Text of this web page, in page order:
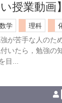
い授業動
数学 理科
が苦手な人のた
いたら，勉強の
目...